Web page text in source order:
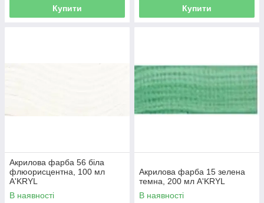
Купити Купити
Акрилова фарба 56 біла
флюорисцентна, 100 мл
A'KRYL
В наявності
Акрилова фарба 15 зелена
темна, 200 мл A'KRYL
В наявності